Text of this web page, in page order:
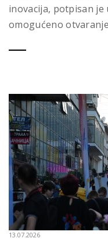
inovacija, potpisan
omogućeno
13.07.2026